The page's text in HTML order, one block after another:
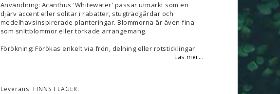
Användning: Acanthus 'Whitewater' passar utmärkt som en
djärv accent eller solitär i rabatter, stugträdgårdar och
medelhavsinspirerade planteringar. Blommorna är även fina
som snittblommor eller torkade arrangemang.
Förökning: Förökas enkelt via frön, delning eller rotsticklingar.
Läs mer...
Leverans: FINNS I LAGER.